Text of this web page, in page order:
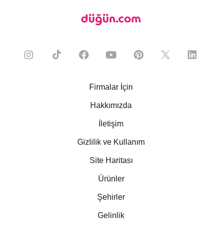
Firmalar İçin
Hakkımızda
İletişim
Gizlilik ve Kullanım
Site Haritası
Ürünler
Şehirler
Gelinlik